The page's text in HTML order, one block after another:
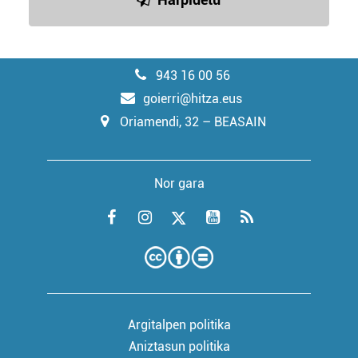
943 16 00 56
goierri@hitza.eus
Oriamendi, 32 – BEASAIN
Nor gara
Argitalpen politika
Aniztasun politika